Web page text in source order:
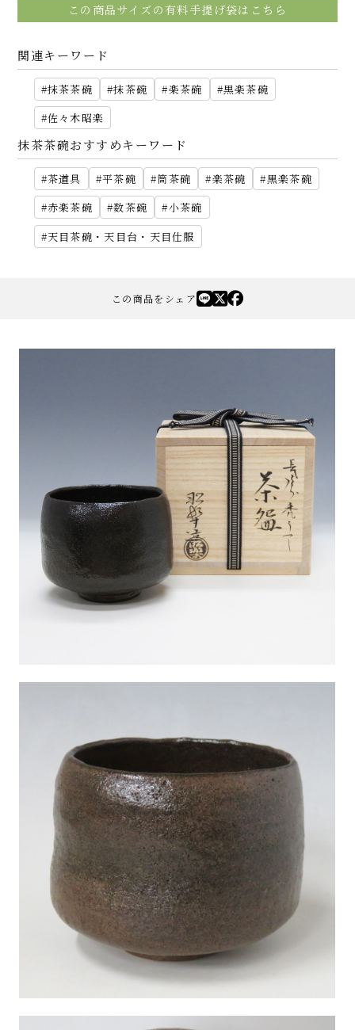
この商品サイズの有料手提げ袋はこちら
関連キーワード
抹茶茶碗 抹茶碗 楽茶碗
黒楽茶碗
佐々木昭楽
抹茶茶碗おすすめキーワード
茶道具 平茶碗 筒茶碗 楽茶碗
黒楽茶碗
赤楽茶碗
数茶碗
小茶碗
天目茶碗・天目台・天目仕服
この商品をシェア